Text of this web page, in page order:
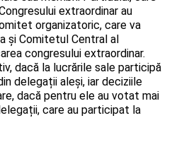
extraordinar au
organizatoric, care va
și Comitetul Central al
congresului extraordinar.
dacă la lucrările sale participă
delegații aleși, iar deciziile
dacă pentru ele au votat mai
care au participat la